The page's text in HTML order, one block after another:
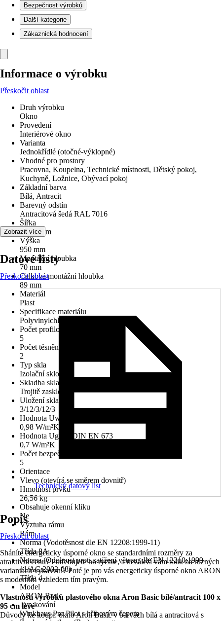
Bezpečnost výrobků
Další kategorie
Zákaznická hodnocení
Informace o výrobku
Přeskočit oblast
Druh výrobku
Okno
Provedení
Interiérové okno
Varianta
Jednokřídlé (otočné-výklopné)
Vhodné pro prostory
Pracovna, Koupelna, Technické místnosti, Dětský pokoj,
Kuchyně, Ložnice, Obývací pokoj
Základní barva
Bílá, Antracit
Barevný odstín
Antracitová šedá RAL 7016
Šířka
1 000 mm
Výška
950 mm
Montážní hloubka
70 mm
Celková montážní hloubka
89 mm
Materiál
Plast
Specifikace materiálu
Polyvinylchlorid (PVC)
Počet profilových komor
5
Počet těsnění
2
Typ skla
Izolační sklo
Skladba skla
Trojitě zasklené
Uložení skla
3/12/3/12/3
Hodnota Uw dle DIN EN 10077
0,98 W/m²K
Hodnota Ug dle DIN EN 673
0,7 W/m²K
Počet bezpečnostních kotevních plechů
5
Orientace
Vlevo (otevírá se směrem dovnitř)
Hmotnost prvku
26,56 kg
Obsahuje okenní kliku
Ne
Výztuha rámu
Rám
Norma (Vodotěsnost dle EN 12208:1999-11)
Třída 8A
Norma (Odolnost proti zatížení větrem dle EN 12210:1999-
11/AC:2002-08)
Třída 4
Model
ARON Basic
Typ kování
Winkhaus Pro Pilot s hřibovým čepem
Zobrazit více
Datové listy
Přeskočit oblast
Technický datový list
Popis
Přeskočit oblast
Sháníte energeticky úsporné okno se standardními rozměry za
atraktivní cenu? Potřebujete ho rychle, a nezáleží vám tolik na různých
variantách vybavení? Poté je pro vás energeticky úsporné okno ARON
s moderním vzhledem tím pravým.
Vlastnosti výrobku plastového okna Aron Basic bílé/antracit 100 x
95 cm levé
Důvody ke koupi: okno Aron Basic v barvách bílá a antracitová s